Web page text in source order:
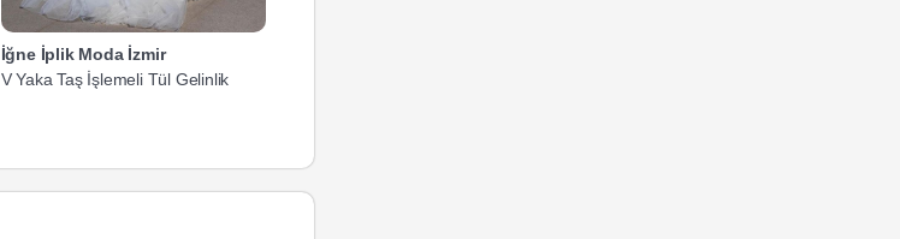
İğne İplik Moda İzmir
V Yaka Taş İşlemeli Tül Gelinlik